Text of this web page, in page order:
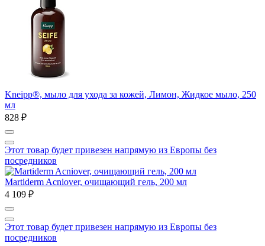
Kneipp®, мыло для ухода за кожей, Лимон, Жидкое мыло, 250
мл
828 ₽
Этот товар будет привезен напрямую из Европы без
посредников
Martiderm Acniover, очищающий гель, 200 мл
4 109 ₽
Этот товар будет привезен напрямую из Европы без
посредников